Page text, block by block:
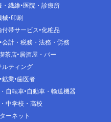
・繊維 医院・診療所
械 印刷
付帯サービス 化粧品
会計・税務・法務・労務
茶店 居酒屋・バー
ルティング
鉱業 歯医者
自転車 自動車・輸送機器
中学校・高校
ーネット